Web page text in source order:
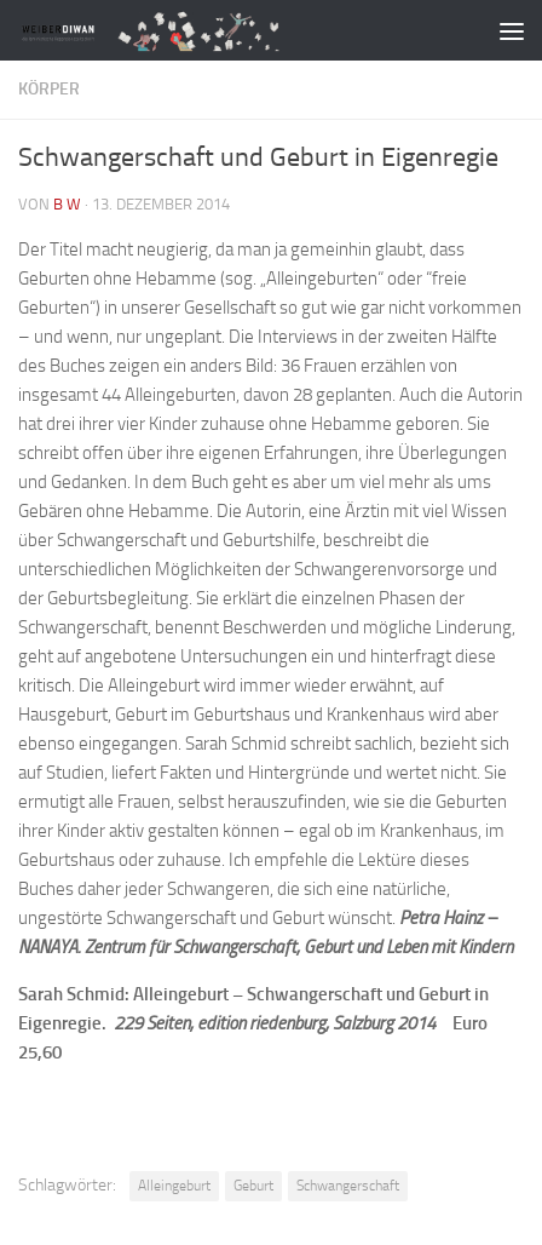
Zum Inhalt springen
KÖRPER
Schwangerschaft und Geburt in Eigenregie
VON B W · 13. DEZEMBER 2014
Der Titel macht neugierig, da man ja gemeinhin glaubt, dass
Geburten ohne Hebamme (sog. „Alleingeburten“ oder “freie
Geburten“) in unserer Gesellschaft so gut wie gar nicht vorkommen
– und wenn, nur ungeplant. Die Interviews in der zweiten Hälfte
des Buches zeigen ein anders Bild: 36 Frauen erzählen von
insgesamt 44 Alleingeburten, davon 28 geplanten. Auch die Autorin
hat drei ihrer vier Kinder zuhause ohne Hebamme geboren. Sie
schreibt offen über ihre eigenen Erfahrungen, ihre Überlegungen
und Gedanken. In dem Buch geht es aber um viel mehr als ums
Gebären ohne Hebamme. Die Autorin, eine Ärztin mit viel Wissen
über Schwangerschaft und Geburtshilfe, beschreibt die
unterschiedlichen Möglichkeiten der Schwangerenvorsorge und
der Geburtsbegleitung. Sie erklärt die einzelnen Phasen der
Schwangerschaft, benennt Beschwerden und mögliche Linderung,
geht auf angebotene Untersuchungen ein und hinterfragt diese
kritisch. Die Alleingeburt wird immer wieder erwähnt, auf
Hausgeburt, Geburt im Geburtshaus und Krankenhaus wird aber
ebenso eingegangen. Sarah Schmid schreibt sachlich, bezieht sich
auf Studien, liefert Fakten und Hintergründe und wertet nicht. Sie
ermutigt alle Frauen, selbst herauszufinden, wie sie die Geburten
ihrer Kinder aktiv gestalten können – egal ob im Krankenhaus, im
Geburtshaus oder zuhause. Ich empfehle die Lektüre dieses
Buches daher jeder Schwangeren, die sich eine natürliche,
ungestörte Schwangerschaft und Geburt wünscht. Petra Hainz –
NANAYA. Zentrum für Schwangerschaft, Geburt und Leben mit Kindern
Sarah Schmid: Alleingeburt – Schwangerschaft und Geburt in
Eigenregie. 229 Seiten, edition riedenburg, Salzburg 2014
Euro
25,60
Schlagwörter: Alleingeburt Geburt Schwangerschaft